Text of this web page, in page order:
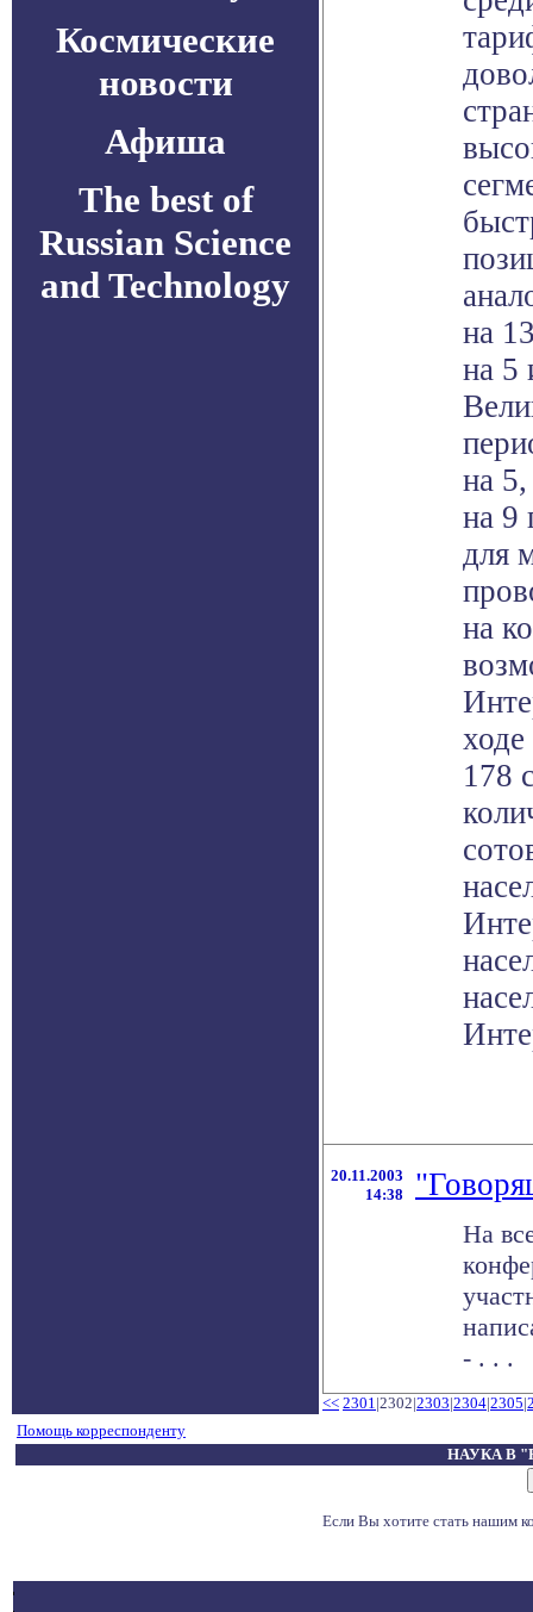
Космические
новости
Афиша
The best of
Russian Science
and Technology
на
на 5
на
на 9
для
на
ходе
178
20.11.2003
14:38
На
- . . .
<< 2301|2302|2303|2304|2305|
Помощь корреспонденту
НАУКА В
Если Вы хотите стать нашим